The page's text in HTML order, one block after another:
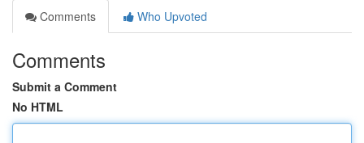
Comments
Who Upvoted
Comments
Submit a Comment
No HTML